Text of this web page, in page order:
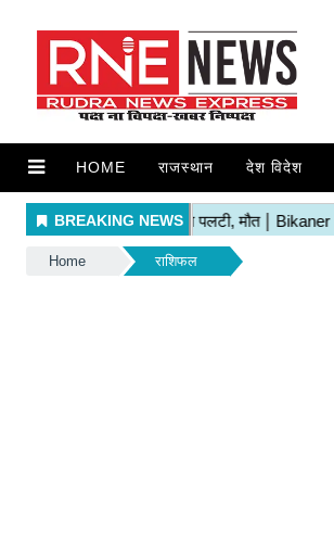
HOME राजस्थान देश विदेश
Home राशिफल